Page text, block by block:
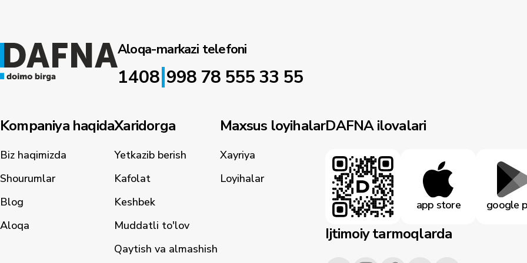
Aloqa-markazi telefoni
1408|998 78 555 33 55
Kompaniya haqida
Biz haqimizda
Shourumlar
Blog
Aloqa
Xaridorga
Yetkazib berish
Kafolat
Keshbek
Muddatli to'lov
Qaytish va almashish
Maxsus loyihalar
Xayriya
Loyihalar
DAFNA ilovalari
app store google
Ijtimoiy tarmoqlarda